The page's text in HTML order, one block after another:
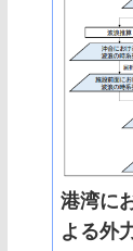
港湾に
よる外